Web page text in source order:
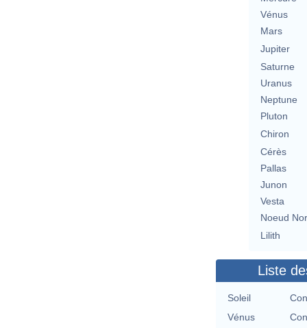
Vénus
Mars
Jupiter
Saturne
Uranus
Neptune
Pluton
Chiron
Cérès
Pallas
Junon
Vesta
Noeud
Lilith
Liste
Soleil
Vénus